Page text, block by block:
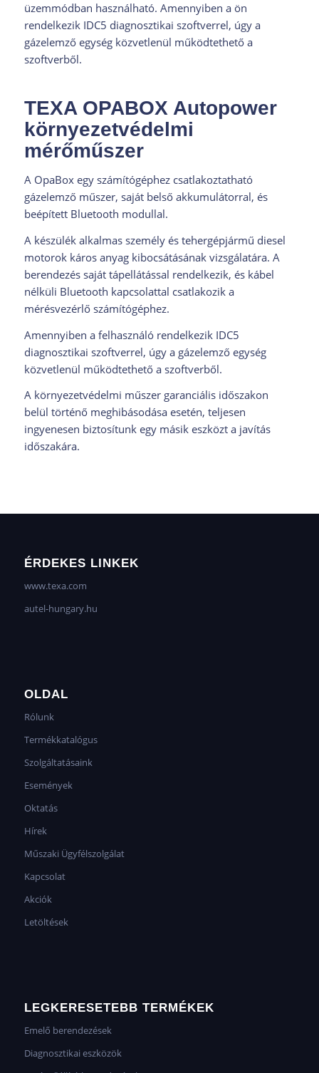
üzemmódban használható. Amennyiben a ön
rendelkezik IDC5 diagnosztikai szoftverrel, úgy a
gázelemző egység közvetlenül működtethető a
szoftverből.
TEXA OPABOX Autopower
környezetvédelmi
mérőműszer
A OpaBox egy számítógéphez csatlakoztatható
gázelemző műszer, saját belső akkumulátorral, és
beépített Bluetooth modullal.
A készülék alkalmas személy és tehergépjármű diesel
motorok káros anyag kibocsátásának vizsgálatára. A
berendezés saját tápellátással rendelkezik, és kábel
nélküli Bluetooth kapcsolattal csatlakozik a
mérésvezérlő számítógéphez.
Amennyiben a felhasználó rendelkezik IDC5
diagnosztikai szoftverrel, úgy a gázelemző egység
közvetlenül működtethető a szoftverből.
A környezetvédelmi műszer garanciális időszakon
belül történő meghibásodása esetén, teljesen
ingyenesen biztosítunk egy másik eszközt a javítás
időszakára.
ÉRDEKES LINKEK
www.texa.com
autel-hungary.hu
OLDAL
Rólunk
Termékkatalógus
Szolgáltatásaink
Események
Oktatás
Hírek
Műszaki Ügyfélszolgálat
Kapcsolat
Akciók
Letöltések
LEGKERESETEBB TERMÉKEK
Emelő berendezések
Diagnosztikai eszközök